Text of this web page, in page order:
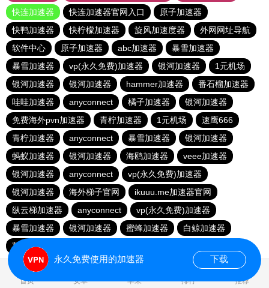
快连加速器
快连加速器官网入口
原子加速器
快鸭加速器
快柠檬加速器 旋风加速度器
外网网址导航
软件中心
原子加速器 abc加速器
暴雪加速器
暴雪加速器
vp(永久免费)加速器 银河加速器
1元机场
银河加速器
银河加速器 hammer加速器
番石榴加速器
哇哇加速器
anyconnect 橘子加速器
银河加速器
免费海外pvn加速器
青柠加速器 1元机场
速鹰666
青柠加速器
anyconnect 暴雪加速器
银河加速器
蚂蚁加速器
银河加速器 海鸥加速器
veee加速器
银河加速器
anyconnect
vp(永久免费)加速器
银河加速器
海外梯子官网
ikuuu.me加速器官网
纵云梯加速器
anyconnect
vp(永久免费)加速器
暴雪加速器
银河加速器 蜜蜂加速器
白鲸加速器
荔枝加速器
首页 安卓 苹果 排行 推荐
永久免费使用的加速器 下载
0.673247s